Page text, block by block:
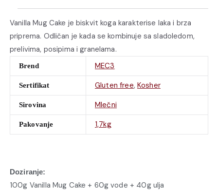
Vanilla Mug Cake je biskvit koga karakterise laka i brza
priprema. Odličan je kada se kombinuje sa sladoledom,
prelivima, posipima i granelama.
Brend MEC3
Sertifikat Gluten free, Kosher
Sirovina Mlečni
Pakovanje 1,7kg
Doziranje:
100g Vanilla Mug Cake + 60g vode + 40g ulja